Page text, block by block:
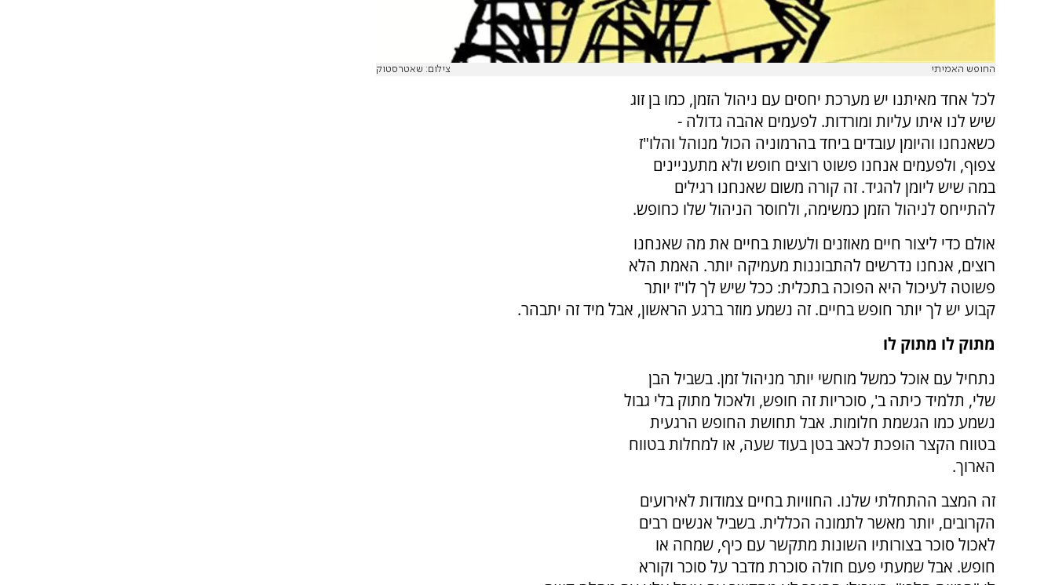
החופש האמיתי צילום: שאטרסטוק
לכל אחד מאיתנו יש מערכת יחסים עם ניהול הזמן, כמו בן זוג
שיש לנו איתו עליות ומורדות. לפעמים אהבה גדולה -
כשאנחנו והיומן עובדים ביחד בהרמוניה הכול מנוהל והלו"ז
צפוף, ולפעמים אנחנו פשוט רוצים חופש ולא מתעניינים
במה שיש ליומן להגיד. זה קורה משום שאנחנו רגילים
להתייחס לניהול הזמן כמשימה, ולחוסר הניהול שלו כחופש.
אולם כדי ליצור חיים מאוזנים ולעשות בחיים את מה שאנחנו
רוצים, אנחנו נדרשים להתבוננות מעמיקה יותר. האמת הלא
פשוטה לעיכול היא הפוכה בתכלית: ככל שיש לך לו"ז יותר
קבוע יש לך יותר חופש בחיים. זה נשמע מוזר ברגע הראשון, אבל מיד זה יתבהר.
מתוק לו מתוק לו
נתחיל עם אוכל כמשל מוחשי יותר מניהול זמן. בשביל הבן
שלי, תלמיד כיתה ב', סוכריות זה חופש, ולאכול מתוק בלי גבול
נשמע כמו הגשמת חלומות. אבל תחושת החופש הרגעית
בטווח הקצר הופכת לכאב בטן בעוד שעה, או למחלות בטווח
הארוך.
זה המצב ההתחלתי שלנו. החוויות בחיים צמודות לאירועים
הקרובים, יותר מאשר לתמונה הכללית. בשביל אנשים רבים
לאכול סוכר בצורותיו השונות מתקשר עם כיף, שמחה או
חופש. אבל שמעתי פעם חולה סוכרת מדבר על סוכר וקורא